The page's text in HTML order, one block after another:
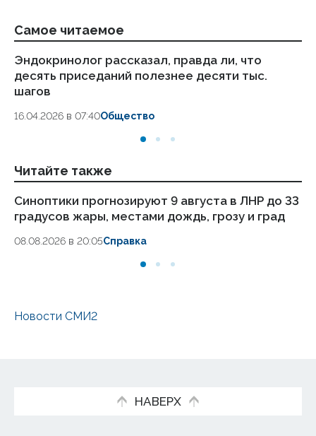
Самое читаемое
Эндокринолог рассказал, правда ли, что
десять приседаний полезнее десяти тыс.
шагов
16.04.2026 в 07:40Общество
Читайте также
Синоптики прогнозируют 9 августа в ЛНР до 33
градусов жары, местами дождь, грозу и град
08.08.2026 в 20:05Справка
Новости СМИ2
НАВЕРХ